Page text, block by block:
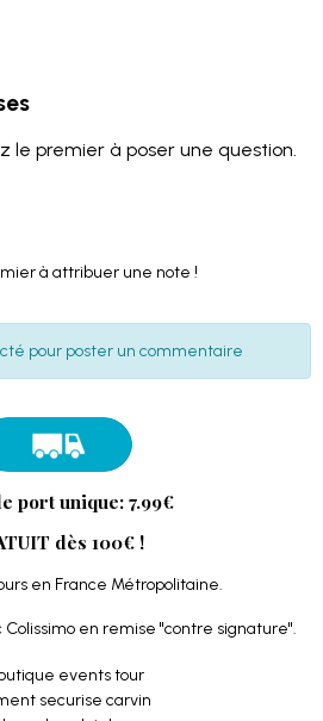
le premier à poser une question.
à attribuer une note !
pour poster un commentaire
port unique: 7.99€
dès 100€ !
en France Métropolitaine.
en remise "contre signature".